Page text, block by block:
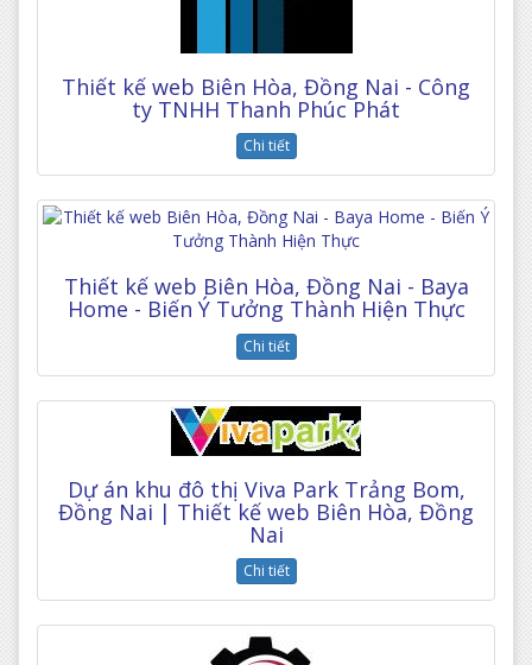
Thiết kế web Biên Hòa, Đồng Nai - Công
ty TNHH Thanh Phúc Phát
Chi tiết
Thiết kế web Biên Hòa, Đồng Nai - Baya
Home - Biến Ý Tưởng Thành Hiện Thực
Chi tiết
Dự án khu đô thị Viva Park Trảng Bom,
Đồng Nai | Thiết kế web Biên Hòa, Đồng
Nai
Chi tiết